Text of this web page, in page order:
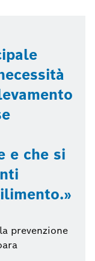
e che si
prevenzione